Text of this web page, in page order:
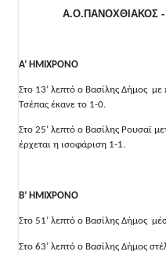
Α.Ο.ΠΑΝΟΧΘΙΑΚΟΣ
Α’ ΗΜΙΧΡΟΝΟ
Στο 13’ λεπτό ο Βασίλης Δήμος με
Τσέπας έκανε το 1-0.
Στο 25’ λεπτό ο Βασίλης Ρουσαϊ
έρχεται η ισοφάριση 1-1.
Β’ ΗΜΙΧΡΟΝΟ
Στο 51’ λεπτό ο Βασίλης Δήμος
Στο 63’ λεπτό ο Βασίλης Δήμος